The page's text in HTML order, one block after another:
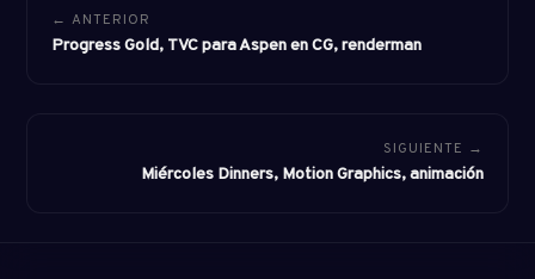
← ANTERIOR
Progress Gold, TVC para Aspen en CG, renderman
SIGUIENTE →
Miércoles Dinners, Motion Graphics, animación